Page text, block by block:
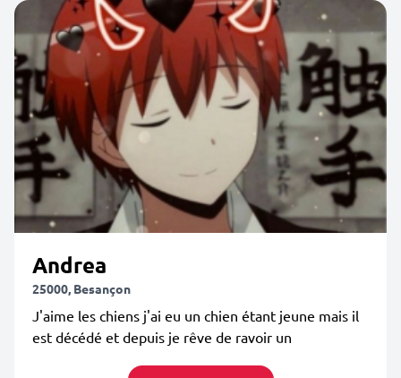
Andrea
25000, Besançon
J'aime les chiens j'ai eu un chien étant jeune mais il
est décédé et depuis je rêve de ravoir un